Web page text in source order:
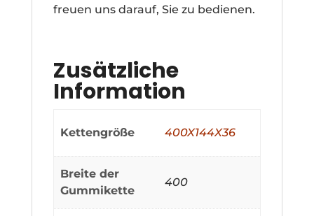
freuen uns darauf, Sie zu bedienen.
Zusätzliche
Information
Kettengröße 400X144X36
Breite der
Gummikette
400